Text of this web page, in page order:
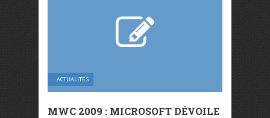
ACTUALITÉS
MWC 2009 : MICROSOFT DÉVOILE